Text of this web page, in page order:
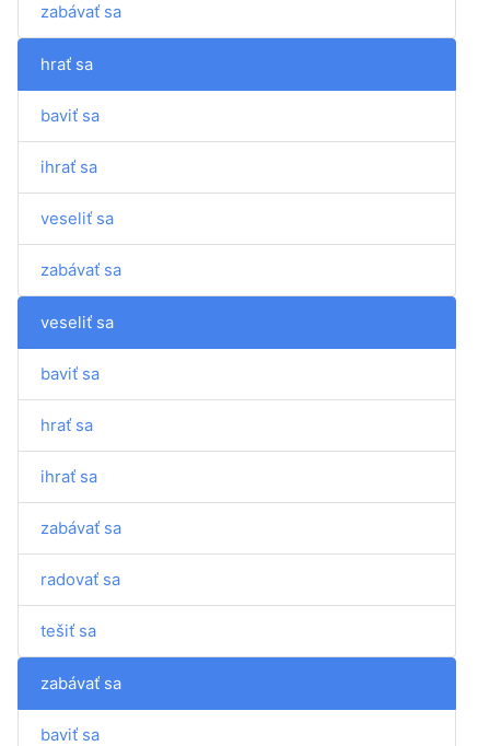
zabávať sa
hrať sa
baviť sa
ihrať sa
veseliť sa
zabávať sa
veseliť sa
baviť sa
hrať sa
ihrať sa
zabávať sa
radovať sa
tešiť sa
zabávať sa
baviť sa